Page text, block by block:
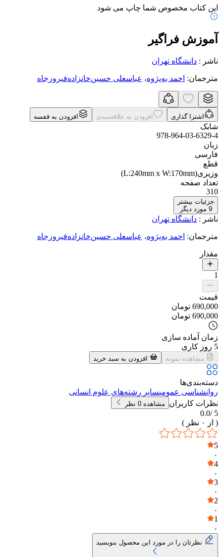
این کتاب مخصوص شما چاپ می شود
آموزش فراگیر
ناشر : دانشگاه تهران
مترجمان: احمد به‌پژوه، عباسعلی حسین‌خانزاده‌فیروزجاه
اشترا گذاری افزودن به علاقه‌مندی افزودن به قفسه
شابک
978-964-03-6329-4
زبان
فارسی
قطع
وزیری(L:240mm x W:170mm)
تعداد صفحه
310
جزئیات بیشتر
9 مورد دیگر
ناشر : دانشگاه تهران
مترجمان: احمد به‌پژوه، عباسعلی حسین‌خانزاده‌فیروزجاه
مقدار
1
قیمت
690,000 تومان
690,000 تومان
زمان آماده سازی
5 روز کاری
مشاهده نمونه افزودن به سبد خرید
دسته‌بندی‌ها
روانشناسی عمومیسایر رشته‌های علوم انسانی
نظرات کاربران
مشاهده 0 نظر
5 /
0.0
( از
۰ نظر )
5
۰
4
۰
3
۰
2
۰
1
۰
نظرتان را در مورد این محصول بنویسید